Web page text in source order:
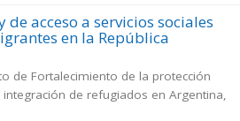
acceso a servicios sociales
en la República
de Fortalecimiento de la protección
de refugiados en Argentina,